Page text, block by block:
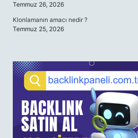
Temmuz 26, 2026
Klonlamanın amacı nedir ?
Temmuz 25, 2026